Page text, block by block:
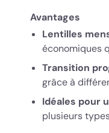
Avantages
Lentilles
économiques
Transition
grâce à
Idéales pour
plusieurs